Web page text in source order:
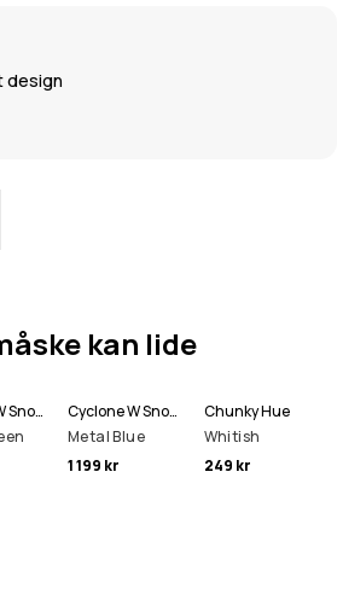
design
kan lide
Blizzard W Snowboardjakke Dame
Cyclone W Snowboardjakke Dame
Metal Blue
1 199 kr
Chunky Hue
Whitish
249 kr